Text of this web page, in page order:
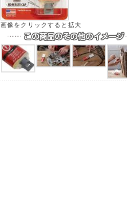
画像をクリックすると拡大